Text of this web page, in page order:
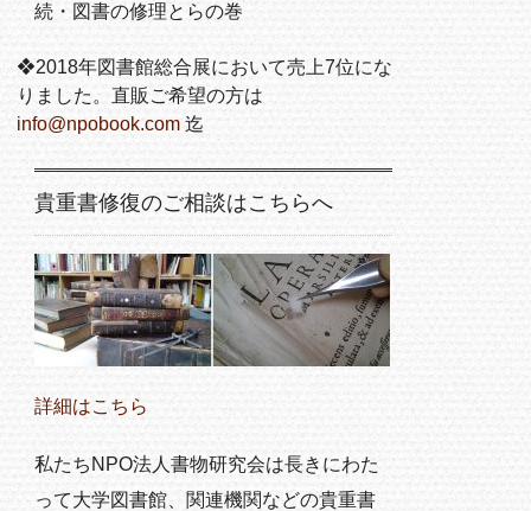
続・図書の修理とらの巻
❖2018年図書館総合展において売上7位にな
りました。直販ご希望の方は
info@npobook.com 迄
貴重書修復のご相談はこちらへ
詳細はこちら
私たちNPO法人書物研究会は長きにわた
って大学図書館、関連機関などの貴重書